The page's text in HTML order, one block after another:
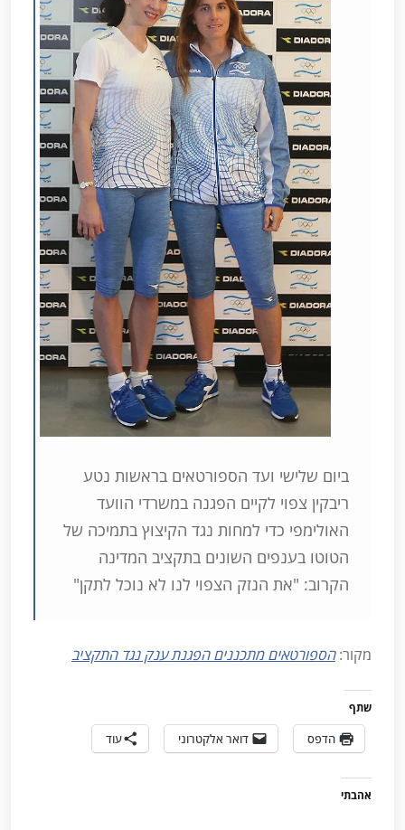
ביום שלישי ועד הספורטאים בראשות נטע
ריבקין צפוי לקיים הפגנה במשרדי הוועד
האולימפי כדי למחות נגד הקיצוץ בתמיכה של
הטוטו בענפים השונים בתקציב המדינה
הקרוב: "את הנזק הצפוי לנו לא נוכל לתקן"
מקור:הספורטאים מתכננים הפגנת ענק נגד התקציב
שתף
הדפס דואר אלקטרוני עוד
אהבתי